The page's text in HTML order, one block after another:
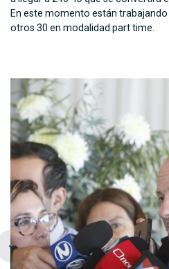
En este momento están
otros 30 en modalidad part time.
chevron_left